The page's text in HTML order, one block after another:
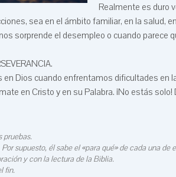
Realmente es duro
sea en el ámbito familiar, en la salud,
sorprende el desempleo o cuando parece
Dios cuando enfrentamos dificultades en
en Cristo y en su Palabra. ¡No estás
pruebas.
supuesto, él sabe el «para qué» de cada una de
y con la lectura de la Biblia.
fin.